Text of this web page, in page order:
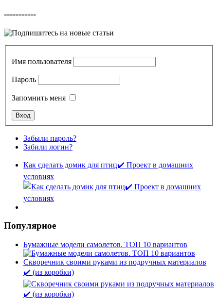
-----------
Имя пользователя
Пароль
Запомнить меня
Забыли пароль?
Забили логин?
Как сделать домик для птиц✔️ Проект в домашних
условиях
Популярное
Бумажные модели самолетов. ТОП 10 вариантов
Скворечник своими руками из подручных материалов
✔️ (из коробки)